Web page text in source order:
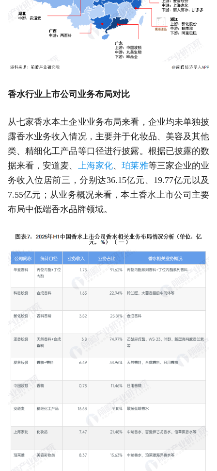
香水行业上市公司业务布局对比
从七家香水本土企业业务布局来看，企业均未单独披
露香水业务收入情况，主要并于化妆品、美容及其他
类、精细化工产品等口径进行披露。根据已披露的数
据来看，安道麦、 上海家化、珀莱雅等三家企业的业
务收入位居前三，分别达36.15亿元、19.77亿元以及
7.55亿元；从业务概况来看，本土香水上市公司主要
布局中低端香水品牌领域。